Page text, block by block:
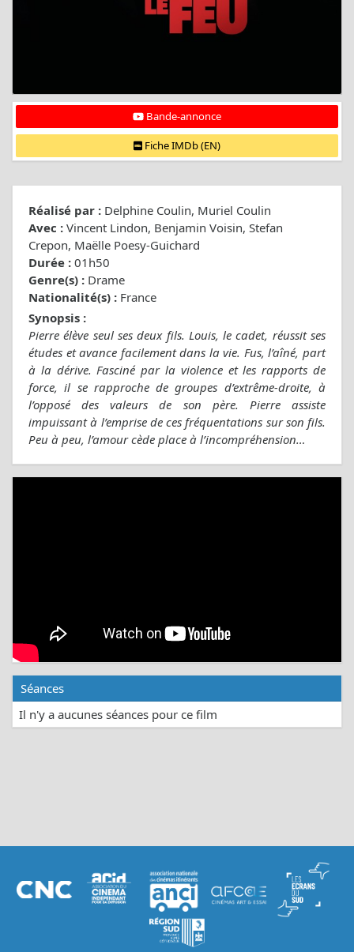
Bande-annonce
Fiche IMDb (EN)
Réalisé par : Delphine Coulin, Muriel Coulin
Avec : Vincent Lindon, Benjamin Voisin, Stefan
Crepon, Maëlle Poesy-Guichard
Durée : 01h50
Genre(s) : Drame
Nationalité(s) : France
Synopsis :
Pierre élève seul ses deux fils. Louis, le cadet, réussit ses
études et avance facilement dans la vie. Fus, l’aîné, part
à la dérive. Fasciné par la violence et les rapports de
force, il se rapproche de groupes d’extrême-droite, à
l’opposé des valeurs de son père. Pierre assiste
impuissant à l’emprise de ces fréquentations sur son fils.
Peu à peu, l’amour cède place à l’incompréhension…
Séances
Il n'y a aucunes séances pour ce film